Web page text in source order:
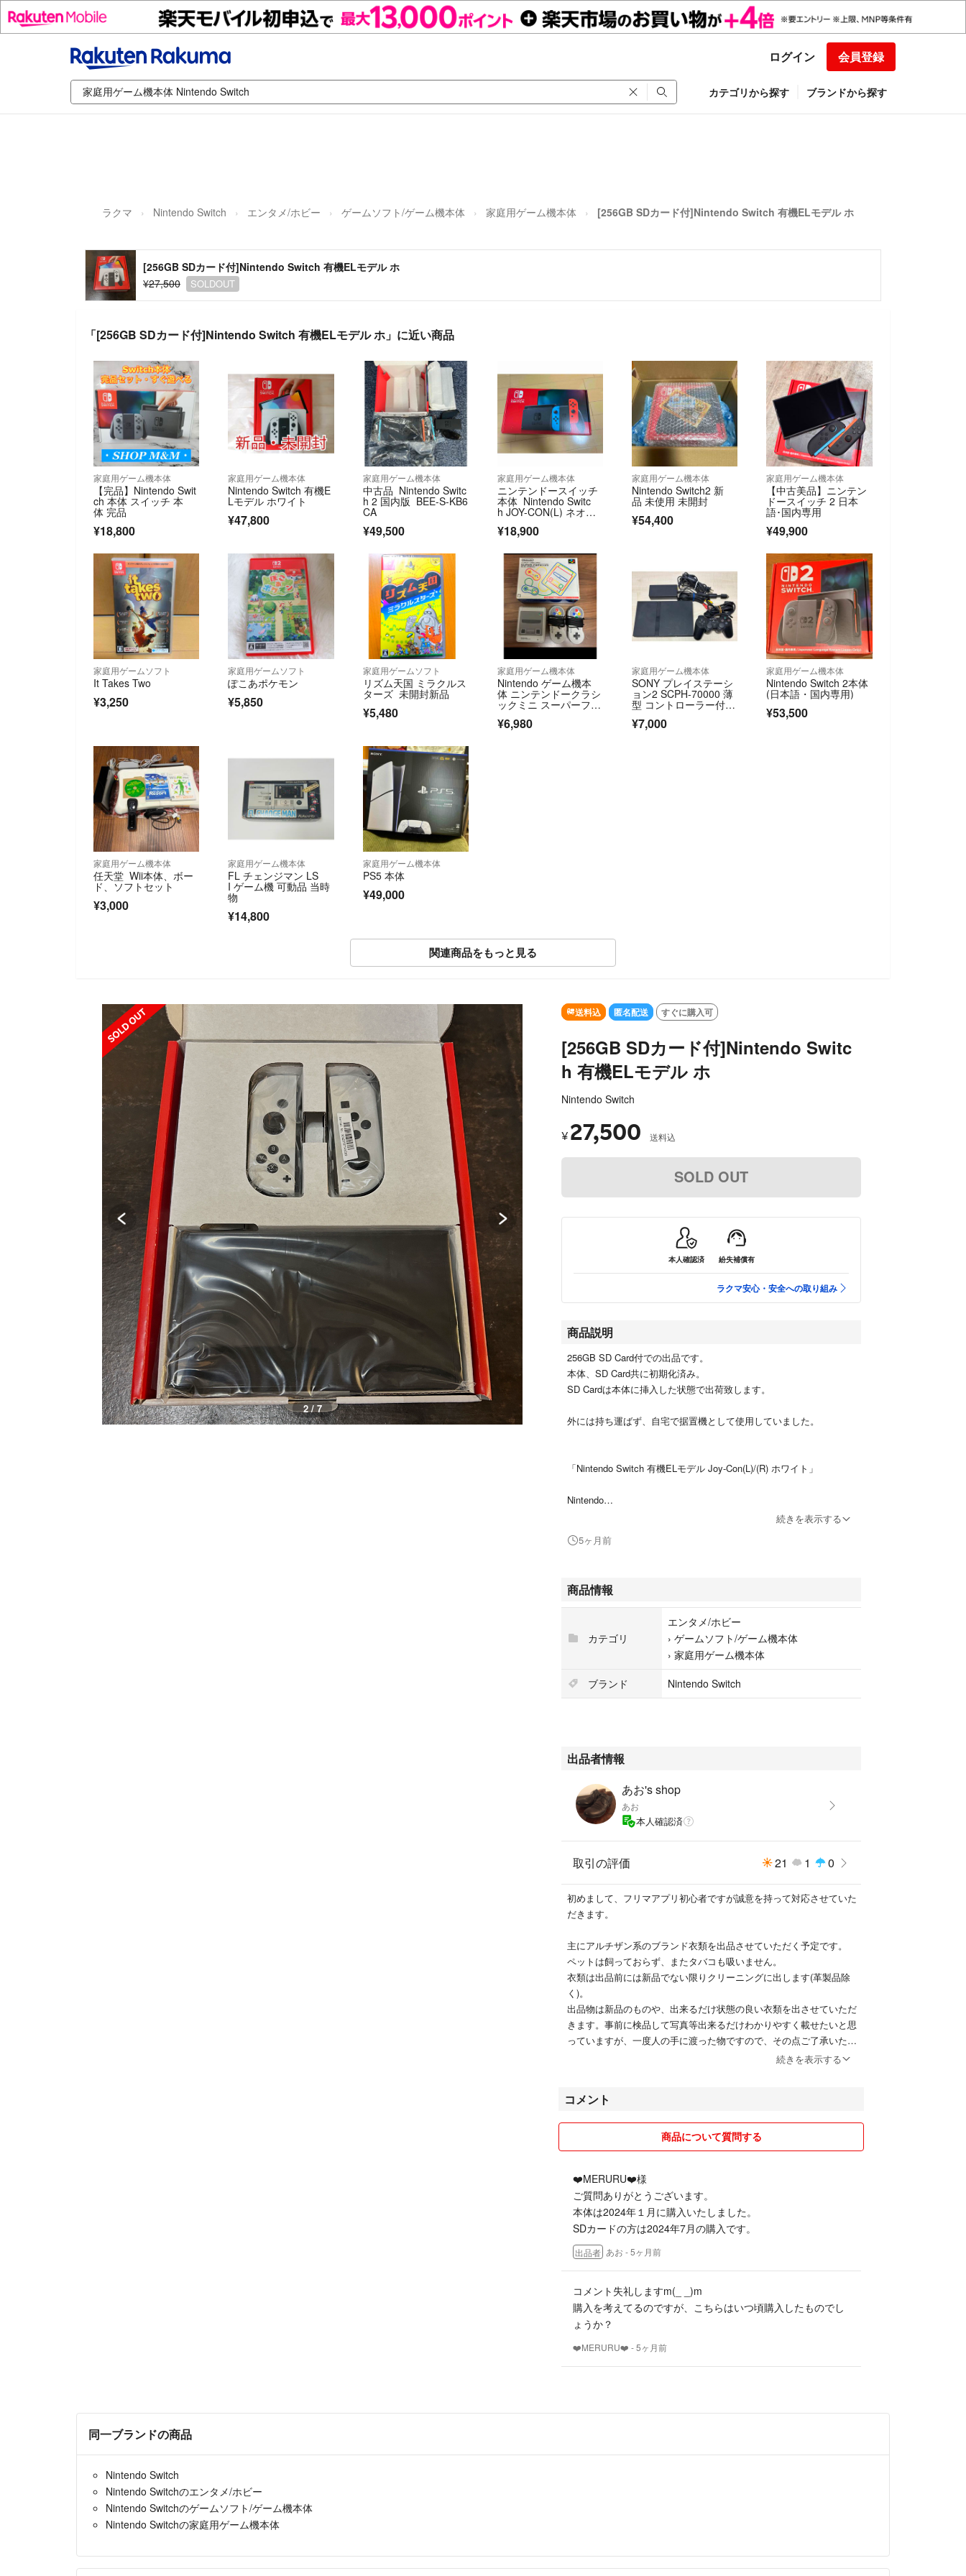
ログイン 会員登録
カテゴリから探す ブランドから探す
ラクマ Nintendo Switch エンタメ/ホビー ゲームソフト/ゲーム機本体 家庭用ゲーム機本体 [256GB SDカード付]Nintendo Switch 有機ELモデル ホ
[256GB SDカード付]Nintendo Switch 有機ELモデル ホ
¥27,500
SOLDOUT
「[256GB SDカード付]Nintendo Switch 有機ELモデル ホ」に近い商品
家庭用ゲーム機本体
【完品】Nintendo Swit
ch 本体 スイッチ 本
体 完品
¥18,800
家庭用ゲーム機本体
Nintendo Switch 有機E
Lモデル ホワイト
¥47,800
家庭用ゲーム機本体
中古品 Nintendo Switc
h 2 国内版 BEE-S-KB6
CA
¥49,500
家庭用ゲーム機本体
ニンテンドースイッチ
本体 Nintendo Switc
h JOY-CON(L) ネオン
ブルー/(R) ネオンレッ
ド
¥18,900
家庭用ゲーム機本体
Nintendo Switch2 新
品 未使用 未開封
¥54,400
家庭用ゲーム機本体
【中古美品】ニンテン
ドースイッチ 2 日本
語･国内専用
¥49,900
家庭用ゲームソフト
It Takes Two
¥3,250
家庭用ゲームソフト
ぽこあポケモン
¥5,850
家庭用ゲームソフト
リズム天国 ミラクルス
ターズ 未開封新品
¥5,480
家庭用ゲーム機本体
Nintendo ゲーム機本
体 ニンテンドークラシ
ックミニ スーパーファ
¥6,980
家庭用ゲーム機本体
SONY プレイステーシ
ョン2 SCPH-70000 薄
型 コントローラー付
¥7,000
家庭用ゲーム機本体
Nintendo Switch 2本体
(日本語・国内専用)
¥53,500
家庭用ゲーム機本体
任天堂 Wii本体、ボー
ド、ソフトセット
¥3,000
家庭用ゲーム機本体
FL チェンジマン LS
I ゲーム機 可動品 当時
物
¥14,800
家庭用ゲーム機本体
PS5 本体
¥49,000
関連商品をもっと見る
SOLD OUT
2 / 7
送料込 匿名配送 すぐに購入可
[256GB SDカード付]Nintendo Switc
h 有機ELモデル ホ
Nintendo Switch
¥ 27,500 送料込
SOLD OUT
本人確認済 紛失補償有
ラクマ安心・安全への取り組み
商品説明
256GB SD Card付での出品です。
本体、SD Card共に初期化済み。
SD Cardは本体に挿入した状態で出荷致します。
外には持ち運ばず、自宅で据置機として使用していました。
「Nintendo Switch 有機ELモデル Joy-Con(L)/(R) ホワイト」
Nintendo
#ゲームソフト/ゲーム機本体
#家庭用ゲーム機本体
続きを表示する
5ヶ月前
商品情報
カテゴリ
エンタメ/ホビー
› ゲームソフト/ゲーム機本体
› 家庭用ゲーム機本体
ブランド
Nintendo Switch
出品者情報
あお's shop
あお
本人確認済
取引の評価 21 1 0
初めまして、フリマアプリ初心者ですが誠意を持って対応させていた
だきます。
主にアルチザン系のブランド衣類を出品させていただく予定です。
ペットは飼っておらず、またタバコも吸いません。
衣類は出品前には新品でない限りクリーニングに出します(革製品除
く)。
出品物は新品のものや、出来るだけ状態の良い衣類を出させていただ
きます。事前に検品して写真等出来るだけわかりやすく載せたいと思
っていますが、一度人の手に渡った物ですので、その点ご了承いただ
コメントやメッセージ等頂いた場合は出来るだけ早くご返信いたしま
すが、基本的に20時以降の返信になりますのでご了承願います。
お互いが気持ちよくお取引できるように頑張りたいと思いますので、
続きを表示する
コメント
商品について質問する
❤️MERURU❤️様
ご質問ありがとうございます。
本体は2024年１月に購入いたしました。
SDカードの方は2024年7月の購入です。
出品者 あお - 5ヶ月前
コメント失礼しますm(_ _)m
購入を考えてるのですが、こちらはいつ頃購入したものでし
ょうか？
❤️MERURU❤️ - 5ヶ月前
同一ブランドの商品
Nintendo Switch
Nintendo Switchのエンタメ/ホビー
Nintendo Switchのゲームソフト/ゲーム機本体
Nintendo Switchの家庭用ゲーム機本体